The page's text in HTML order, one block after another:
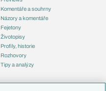
Komentáře a souhrny
Názory a komentáře
Fejetony
Životopisy
Profily, historie
Rozhovory
Tipy a analýzy